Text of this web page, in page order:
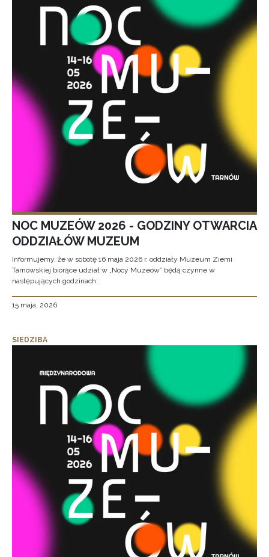
NOC MUZEÓW 2026 - GODZINY OTWARCIA
ODDZIAŁÓW MUZEUM
Informujemy, że w sobotę 16 maja 2026 r. oddziały Muzeum Ziemi
Tarnowskiej biorące udział w „Nocy Muzeów” będą czynne w
następujących godzinach:
15 maja, 2026
SIEDZIBA